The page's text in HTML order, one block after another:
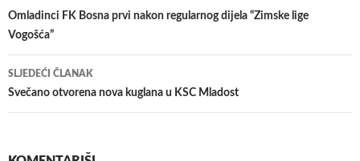
članaka
Omladinci FK Bosna prvi nakon regularnog dijela “Zimske lige
Vogošća”
SLJEDEĆI ČLANAK
Svečano otvorena nova kuglana u KSC Mladost